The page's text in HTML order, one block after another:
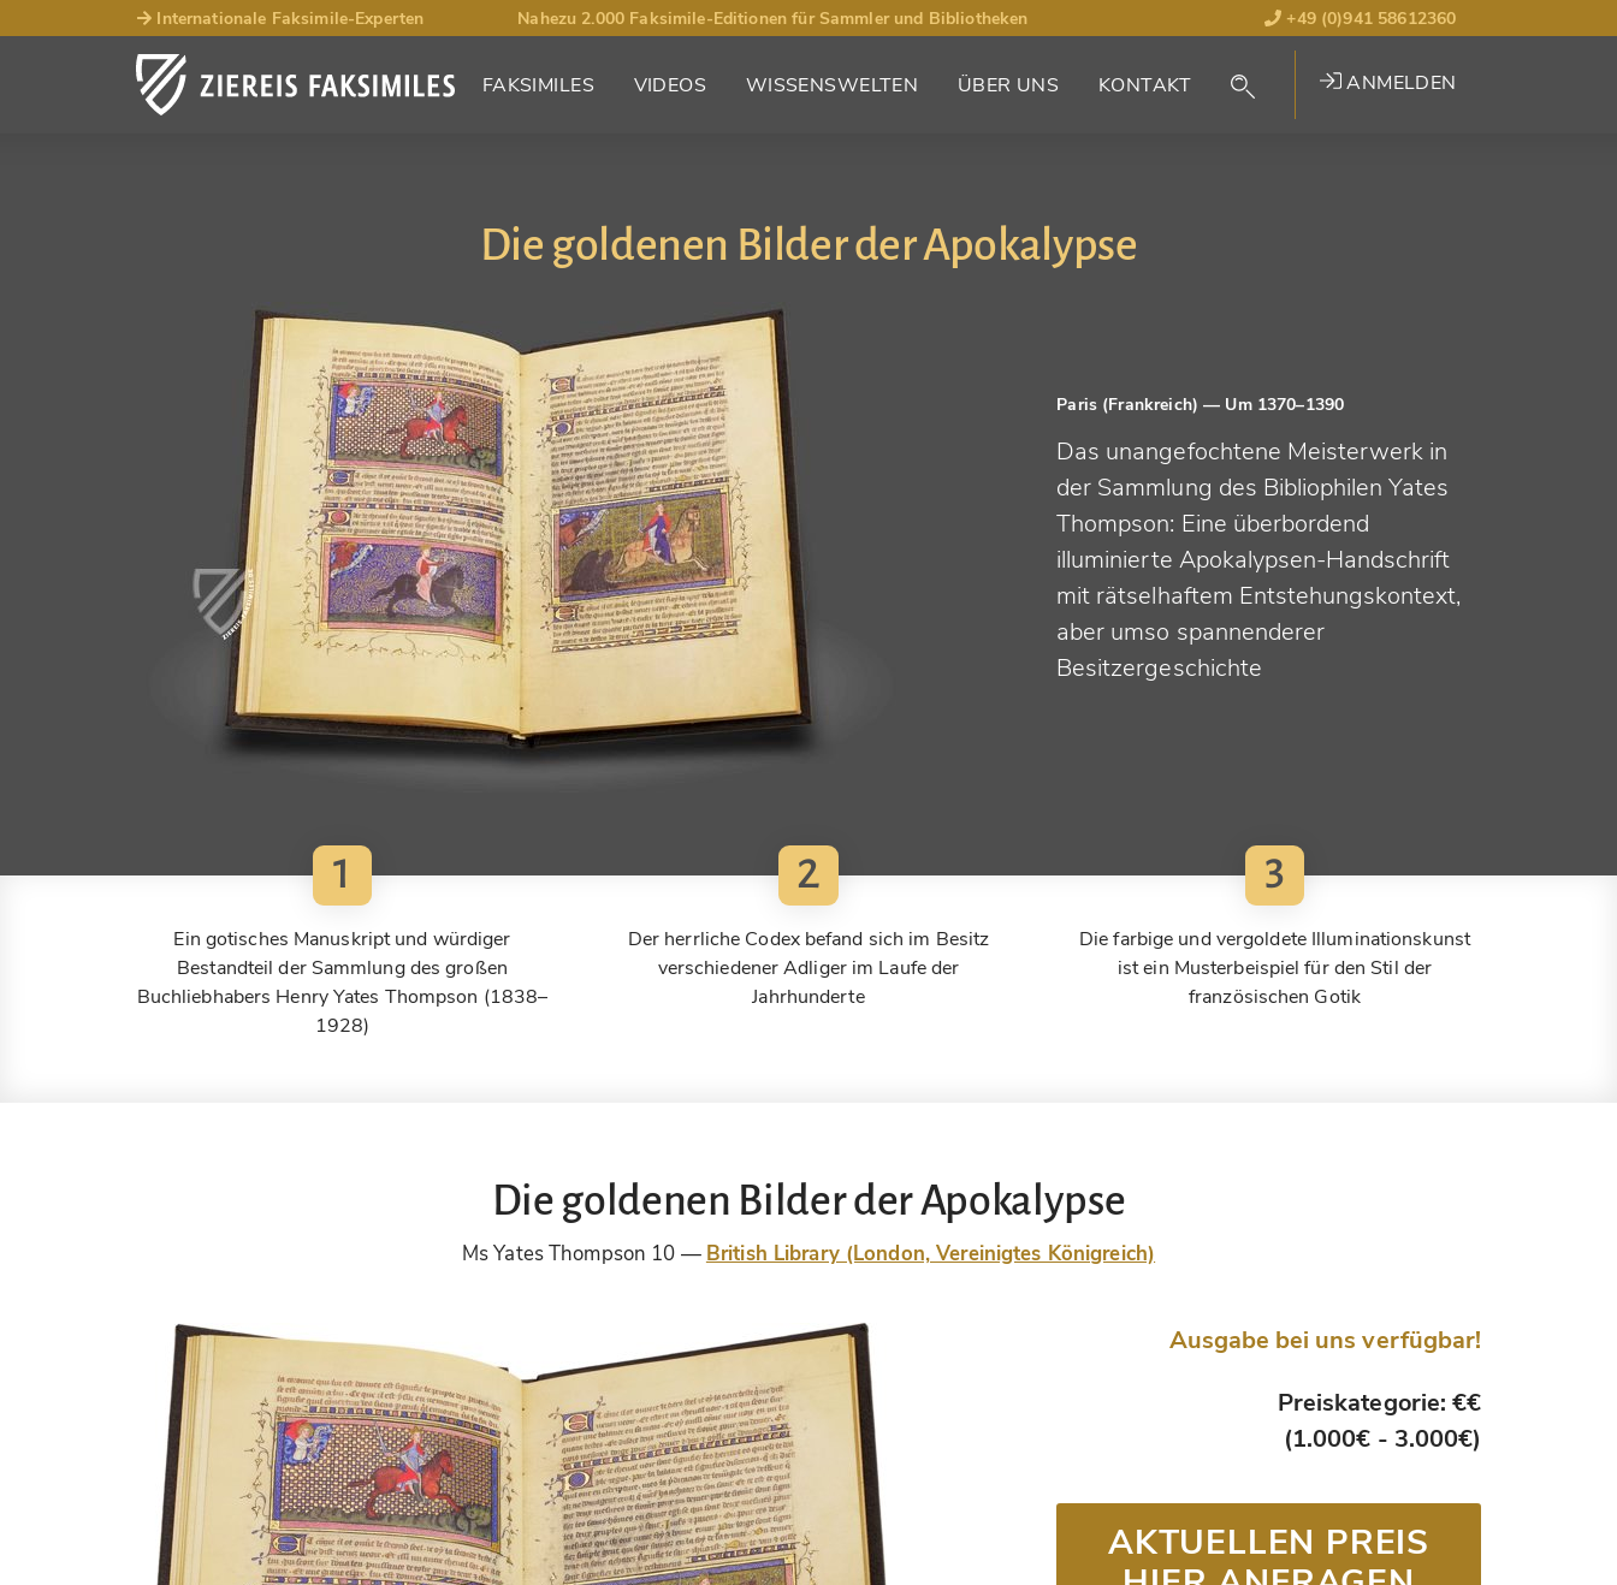
Internationale Faksimile-Experten Nahezu 2.000 Faksimile-Editionen für Sammler und Bibliotheken +49 (0)941 58612360
FAKSIMILES VIDEOS WISSENSWELTEN ÜBER UNS KONTAKT ANMELDEN
Die goldenen Bilder der Apokalypse
Paris (Frankreich)— Um 1370–1390
Das unangefochtene Meisterwerk in
der Sammlung des Bibliophilen Yates
Thompson: Eine überbordend
illuminierte Apokalypsen-Handschrift
mit rätselhaftem Entstehungskontext,
aber umso spannenderer
Besitzergeschichte
1
Ein gotisches Manuskript und würdiger
Bestandteil der Sammlung des großen
Buchliebhabers Henry Yates Thompson (1838–
1928)
2
Der herrliche Codex befand sich im Besitz
verschiedener Adliger im Laufe der
Jahrhunderte
3
Die farbige und vergoldete Illuminationskunst
ist ein Musterbeispiel für den Stil der
französischen Gotik
Die goldenen Bilder der Apokalypse
Ms Yates Thompson 10 British Library (London, Vereinigtes Königreich)
Ausgabe bei uns verfügbar!
Preiskategorie: €€
(1.000€ - 3.000€)
AKTUELLEN PREIS